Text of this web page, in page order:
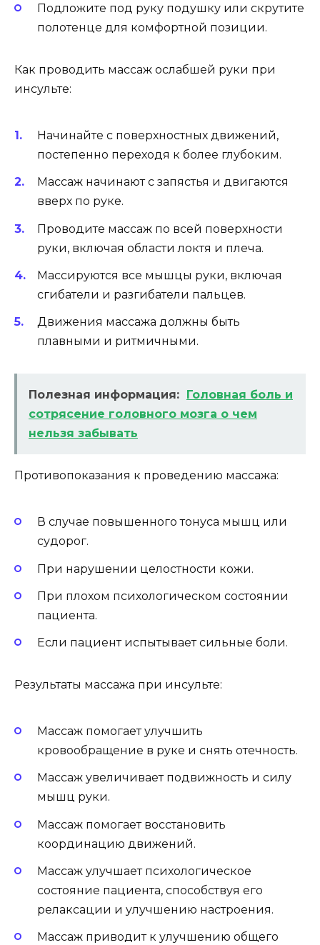
Подложите под руку подушку или скрутите
полотенце для комфортной позиции.
Как проводить массаж ослабшей руки при
инсульте:
Начинайте с поверхностных движений,
постепенно переходя к более глубоким.
Массаж начинают с запястья и двигаются
вверх по руке.
Проводите массаж по всей поверхности
руки, включая области локтя и плеча.
Массируются все мышцы руки, включая
сгибатели и разгибатели пальцев.
Движения массажа должны быть
плавными и ритмичными.
Полезная информация: Головная боль и
сотрясение головного мозга о чем
нельзя забывать
Противопоказания к проведению массажа:
В случае повышенного тонуса мышц или
судорог.
При нарушении целостности кожи.
При плохом психологическом состоянии
пациента.
Если пациент испытывает сильные боли.
Результаты массажа при инсульте:
Массаж помогает улучшить
кровообращение в руке и снять отечность.
Массаж увеличивает подвижность и силу
мышц руки.
Массаж помогает восстановить
координацию движений.
Массаж улучшает психологическое
состояние пациента, способствуя его
релаксации и улучшению настроения.
Массаж приводит к улучшению общего